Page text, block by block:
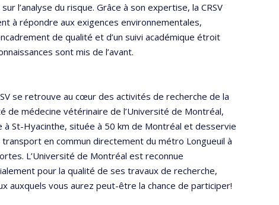
l’analyse du risque. Grâce à son expertise, la CRSV
à répondre aux exigences environnementales,
de qualité et d’un suivi académique étroit
sont mis de l’avant.
se retrouve au cœur des activités de recherche de la
de médecine vétérinaire de l’Université de Montréal,
à St-Hyacinthe, située à 50 km de Montréal et desservie
transport en commun directement du métro Longueuil à
L’Université de Montréal est reconnue
pour la qualité de ses travaux de recherche,
auxquels vous aurez peut-être la chance de participer!